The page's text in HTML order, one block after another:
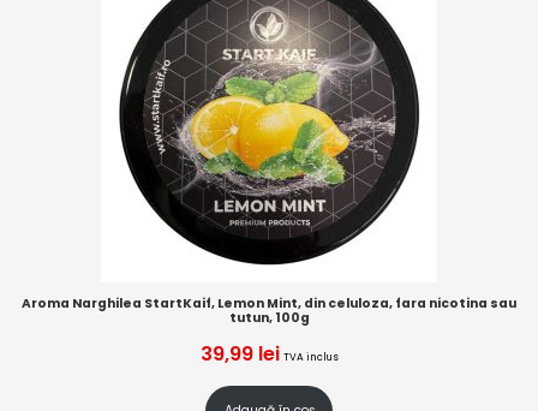
Aroma Narghilea StartKaif, Lemon Mint, din celuloza, fara nicotina sau
tutun, 100g
39,99 lei TVA inclus